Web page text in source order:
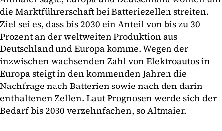
die Marktführerschaft bei Batteriezellen streiten.
Ziel sei es, dass bis 2030 ein Anteil von bis zu 30
Prozent an der weltweiten Produktion aus
Deutschland und Europa komme. Wegen der
inzwischen wachsenden Zahl von Elektroautos in
Europa steigt in den kommenden Jahren die
Nachfrage nach Batterien sowie nach den darin
enthaltenen Zellen. Laut Prognosen werde sich der
Bedarf bis 2030 verzehnfachen, so Altmaier.